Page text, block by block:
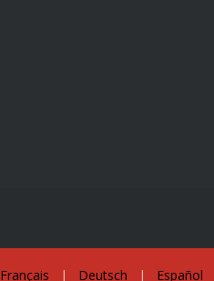
Français | Deutsch | Español